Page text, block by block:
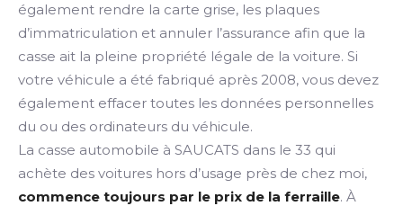
également rendre la carte grise, les plaques
d’immatriculation et annuler l’assurance afin que la
casse ait la pleine propriété légale de la voiture. Si
votre véhicule a été fabriqué après 2008, vous devez
également effacer toutes les données personnelles
du ou des ordinateurs du véhicule.
La casse automobile à SAUCATS dans le 33 qui
achète des voitures hors d’usage près de chez moi,
commence toujours par le prix de la ferraille. À